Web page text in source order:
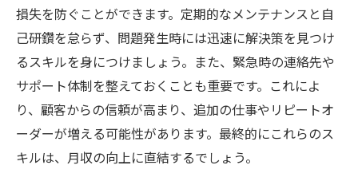
損失を防ぐことができます。定期的なメンテナンスと自
己研鑽を怠らず、問題発生時には迅速に解決策を見つけ
るスキルを身につけましょう。また、緊急時の連絡先や
サポート体制を整えておくことも重要です。これによ
り、顧客からの信頼が高まり、追加の仕事やリピートオ
ーダーが増える可能性があります。最終的にこれらのス
キルは、月収の向上に直結するでしょう。